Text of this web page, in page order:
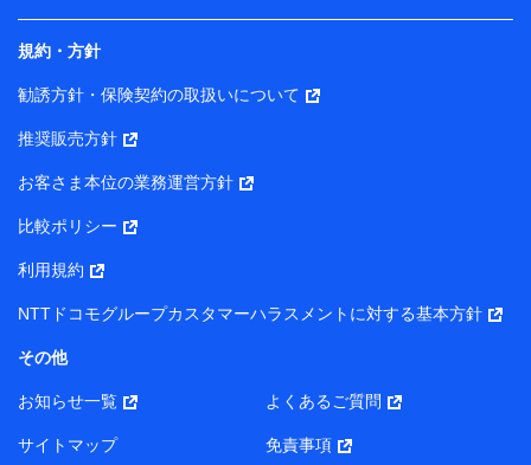
各種セミナーの開催のため
コンサルティングサービスの実施のため
アンケートやキャンペーン等の実施のため
上記に係る案内・手続き・管理等付帯業務を行うため
所・代表者名】
り）
株式会社NTTドコモ・フィナンシャルグループ 代表取締役
社長 廣井 孝史
東京都中央区日本橋人形町2-14-10 アーバンネット日本橋
株式会社ドコモ・インシュアランス 代表取締役社長 吉
村 忠義
規約・方針
勧誘方針・保険契約の取扱いについて
推奨販売方針
お客さま本位の業務運営方針
比較ポリシー
利用規約
NTTドコモグループカスタマーハラスメントに対する基本方針
その他
お知らせ一覧 よくあるご質問
サイトマップ 免責事項